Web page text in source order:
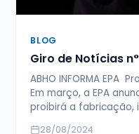
BLOG
Giro de Notícias
ABHO INFORMA EPA
Em março, a EPA
proibirá a fabricação,
28/08/2024